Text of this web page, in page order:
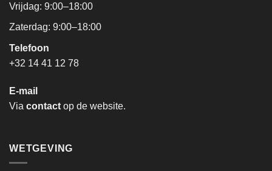
Vrijdag: 9:00–18:00
Zaterdag: 9:00–18:00
Telefoon
+32 14 41 12 78
E-mail
Via contact op de website.
WETGEVING